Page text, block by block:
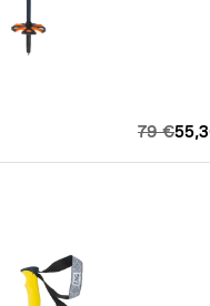
79 €